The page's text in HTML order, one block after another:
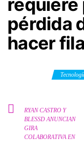
pérdida
hacer
RYAN CASTRO Y
BLESSD ANUNCIAN
GIRA
COLABORATIVA EN